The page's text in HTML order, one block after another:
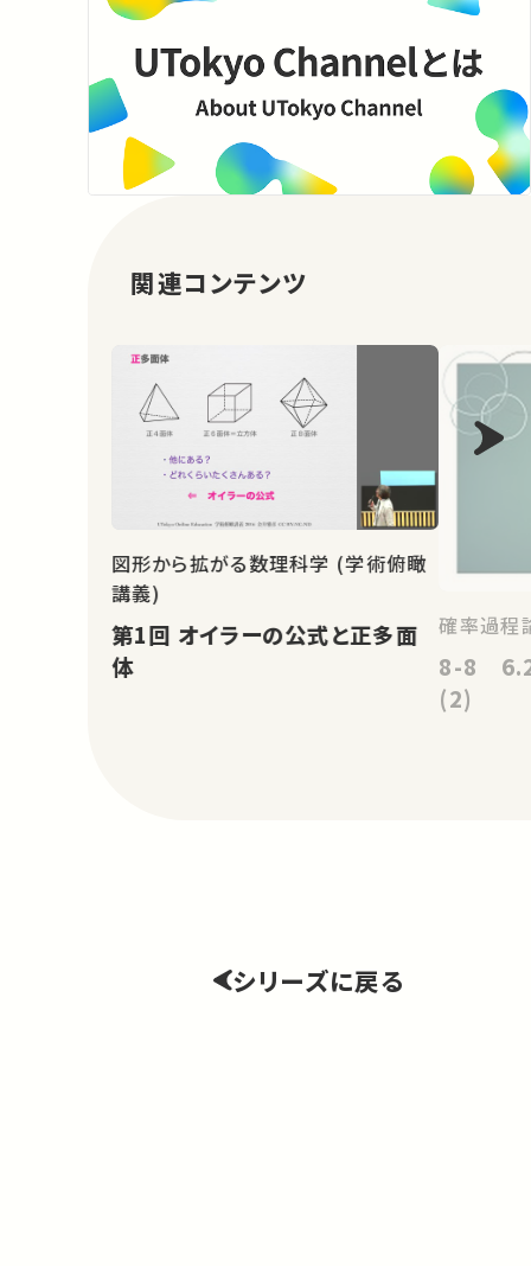
関連コンテンツ
図形から拡がる数理科学 (学術俯瞰
講義)
第1回 オイラーの公式と正多面
体
確率過程
8-8
(2)
シリーズに戻る